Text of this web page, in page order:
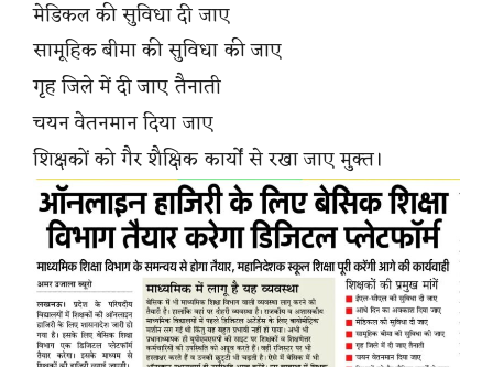
मेडिकल की सुविधा दी जाए
सामूहिक बीमा की सुविधा की जाए
गृह जिले में दी जाए तैनाती
चयन वेतनमान दिया जाए
शिक्षकों को गैर शैक्षिक कार्यों से रखा जाए मुक्त।